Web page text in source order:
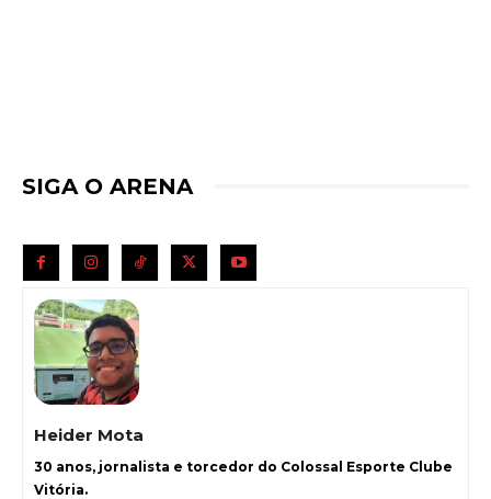
SIGA O ARENA
Heider Mota
30 anos, jornalista e torcedor do Colossal Esporte Clube
Vitória.